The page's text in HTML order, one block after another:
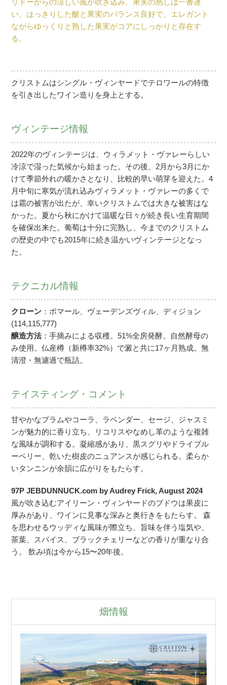
リドーからの涼しい風が吹き込み、果実の熟しは一番遅
い。はっきりした酸と果実のバランス良好で、エレガント
ながらゆっくりと熟した果実がコアにしっかりと存在す
る。
クリストムはシングル・ヴィンヤードでテロワールの特徴
を引き出したワイン造りを身上とする。
ヴィンテージ情報
2022年のヴィンテージは、ウィラメット・ヴァレーらしい
冷涼で湿った気候から始まった。その後、2月から3月にか
けて季節外れの暖かさとなり、比較的早い萌芽を迎えた。4
月中旬に寒気が流れ込みヴィラメット・ヴァレーの多くで
は霜の被害が出たが、幸いクリストムでは大きな被害はな
かった。夏から秋にかけて温暖な日々が続き長い生育期間
を確保出来た。葡萄は十分に完熟し、今までのクリストム
の歴史の中でも2015年に続き温かいヴィンテージとなっ
た。
テクニカル情報
クローン ：ポマール、ヴェーデンズヴィル、ディジョン
(114,115,777)
醸造方法：手摘みによる収穫。51%全房発酵。自然酵母の
み使用。仏産樽（新樽率32%）で澱と共に17ヶ月熟成。無
清澄・無濾過で瓶詰。
テイスティング・コメント
甘やかなプラムやコーラ、ラベンダー、セージ、ジャスミ
ンが魅力的に香り立ち、リコリスやなめし革のような複雑
な風味が調和する。凝縮感があり、黒スグリやドライブル
ーベリー、乾いた樹皮のニュアンスが感じられる。柔らか
いタンニンが余韻に広がりをもたらす。
97P JEBDUNNUCK.com by Audrey Frick, August 2024
風が吹き込むアイリーン・ヴィンヤードのブドウは果皮に
厚みがあり、ワインに見事な深みと奥行きをもたらす。 森
を思わせるウッディな風味が際立ち、旨味を伴う塩気や、
茶葉、スパイス、ブラックチェリーなどの香りが重なり合
う。 飲み頃は今から15〜20年後。
畑情報